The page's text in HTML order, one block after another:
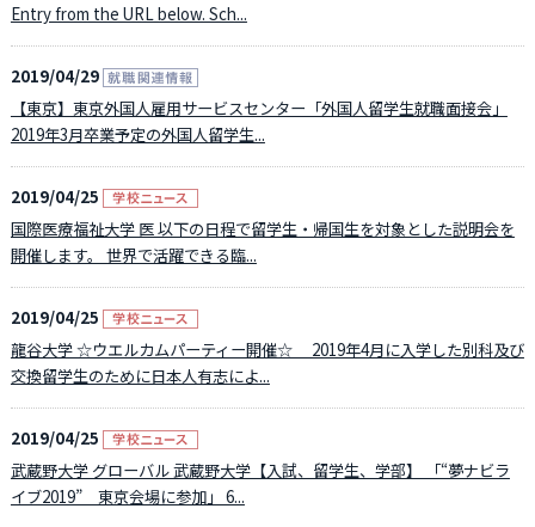
Entry from the URL below. Sch...
2019/04/29
【東京】東京外国人雇用サービスセンター「外国人留学生就職面接会」
2019年3月卒業予定の外国人留学生...
2019/04/25
国際医療福祉大学 医 以下の日程で留学生・帰国生を対象とした説明会を
開催します。 世界で活躍できる臨...
2019/04/25
龍谷大学 ☆ウエルカムパーティー開催☆ 2019年4月に入学した別科及び
交換留学生のために日本人有志によ...
2019/04/25
武蔵野大学 グローバル 武蔵野大学【入試、留学生、学部】 「“夢ナビラ
イブ2019” 東京会場に参加」 6...